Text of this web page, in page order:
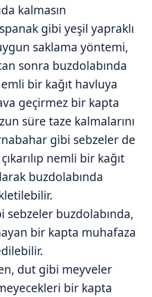
kalmasın
gibi yeşil yapraklı
saklama yöntemi,
sonra buzdolabında
bir kağıt havluya
geçirmez bir kapta
süre taze kalmalarını
gibi sebzeler de
nemli bir kağıt
buzdolabında
sebzeler buzdolabında,
bir kapta muhafaza
dut gibi meyveler
bir kapta